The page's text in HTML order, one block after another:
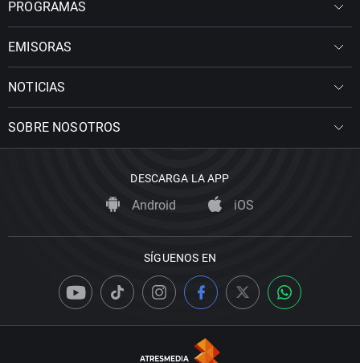
PROGRAMAS
EMISORAS
NOTICIAS
SOBRE NOSOTROS
DESCARGA LA APP
Android iOS
SÍGUENOS EN